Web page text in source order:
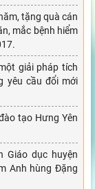
tặng quà cán
mắc bệnh hiểm
giải pháp tích
yêu cầu đổi mới
tạo Hưng Yên
Giáo dục huyện
Anh hùng Đặng